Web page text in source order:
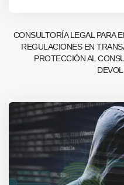
CONSULTORÍA LEGAL PARA
REGULACIONES EN
PROTECCIÓN AL